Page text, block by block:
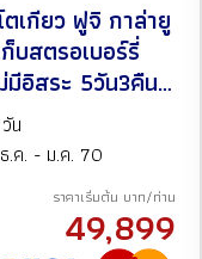
เกียว ฟูจิ กาล่ายู
มีอิสระ 5วัน3คืน
น
.ค. - ม.ค. 70
ราคาเริ่มต้น บาท/ท่าน
49,899